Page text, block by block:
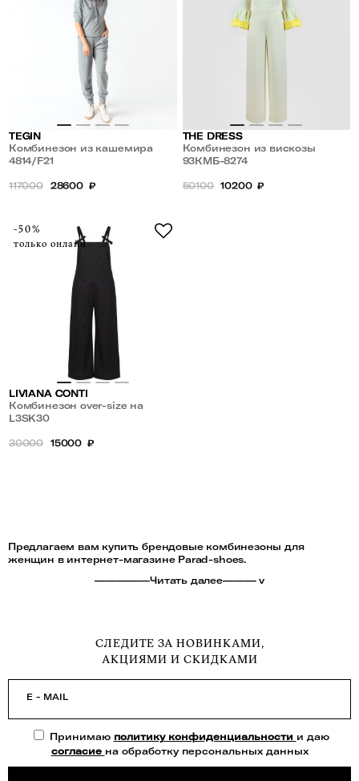
TEGIN
Комбинезон из кашемира
4814/F21
117000 28600 ₽
THE DRESS
Комбинезон из вискозы
93КМБ-8274
50100 10200 ₽
-50%
только онлайн
LIVIANA CONTI
Комбинезон over-size на
тонких бретельках
L3SK30
30000 15000 ₽
Предлагаем вам купить брендовые комбинезоны для
женщин в интернет-магазине Parad-shoes.
—————Читать далее——— v
СЛЕДИТЕ ЗА НОВИНКАМИ,
АКЦИЯМИ И СКИДКАМИ
E - MAIL
Принимаю политику конфиденциальности и даю
согласие на обработку персональных данных